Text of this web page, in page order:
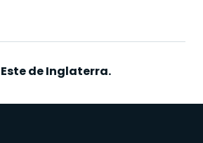
de Inglaterra.